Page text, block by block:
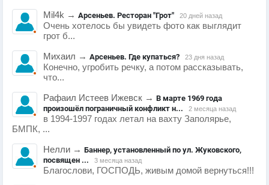
Mil4k → Арсеньев. Ресторан "Грот" 20 дней назад
Очень хотелось бы увидеть фото как выглядит
грот б...
Михаил → Арсеньев. Где купаться? 23 дня назад
Конечно, угробить речку, а потом рассказывать,
что...
Рафаил Истеев Ижевск → В марте 1969 года
произошёл пограничный конфликт н...
2 месяца назад
в 1994-1997 годах летал на вахту Заполярье,
БМПК, ...
Нелли → Баннер, установленный по ул. Жуковского,
посвящен ...
3 месяца назад
Благослови, ГОСПОДЬ, живым домой вернуться!!!